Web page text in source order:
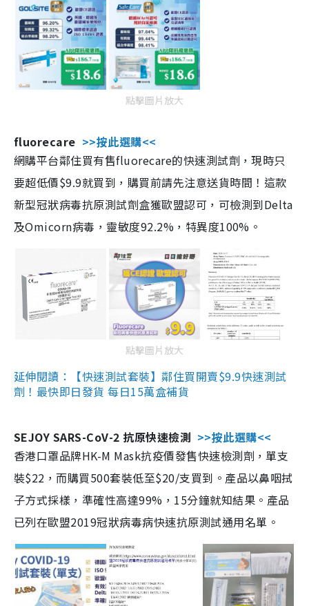
點擊圖片放大
fluorecare >>按此選購<<
網購平台鄰住買有售fluorecare的快速測試劑，現時只
要超低價$9.9就買到，購買前請先注意送貨時間！這款
新型冠狀病毒抗原測試劑盒獲歐盟認可，可檢測到Delta
及Omicorn病毒，靈敏度92.2%，特異度100%。
點擊圖片放大
延伸閱讀：【快速測試套裝】鄰住買開賣$9.9快速測試
劑！最快即日發貨 每日15萬盒補貨
SEJOY SARS-CoV-2 抗原快速檢測 >>按此選購<<
香港口罩品牌HK-M Mask抗疫價發售快速檢測劑，單支
裝$22，而購買500套裝低至$20/支買到。產品以鼻咽拭
子方式採樣，準確性高達99%，15分鐘就知結果。產品
已列在歐盟2019冠狀病毒病快速抗原測試通用名單。